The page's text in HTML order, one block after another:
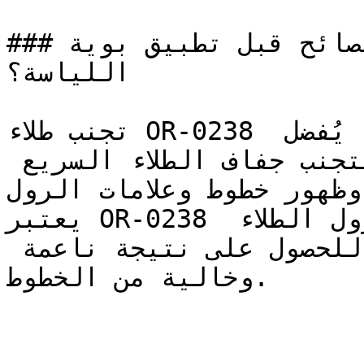
### ما هي أهم النصائح قبل تطبيق بوية OR-0238 على
اللياسة؟
تجنب طلاء OR-0238 تحت أشعة الشمس المباشرة؛ يُفضل
وظهور خطوط وعلامات الرول.
يعتبر OR-0238 مثالياً للتطبيق باستخدام رول الطلاء
وخالية من الخطوط.